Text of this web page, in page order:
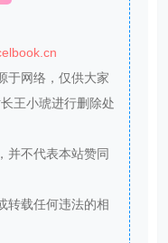
于网络，仅供大家
王小琥进行删除处
并不代表本站赞同
转载任何违法的相